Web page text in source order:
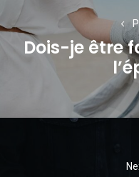
de
l’article
Dois-je être